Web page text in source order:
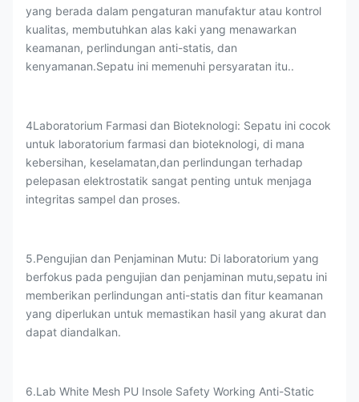
yang berada dalam pengaturan manufaktur atau kontrol
kualitas, membutuhkan alas kaki yang menawarkan
keamanan, perlindungan anti-statis, dan
kenyamanan.Sepatu ini memenuhi persyaratan itu..
4Laboratorium Farmasi dan Bioteknologi: Sepatu ini cocok
untuk laboratorium farmasi dan bioteknologi, di mana
kebersihan, keselamatan,dan perlindungan terhadap
pelepasan elektrostatik sangat penting untuk menjaga
integritas sampel dan proses.
5.Pengujian dan Penjaminan Mutu: Di laboratorium yang
berfokus pada pengujian dan penjaminan mutu,sepatu ini
memberikan perlindungan anti-statis dan fitur keamanan
yang diperlukan untuk memastikan hasil yang akurat dan
dapat diandalkan.
6.Lab White Mesh PU Insole Safety Working Anti-Static